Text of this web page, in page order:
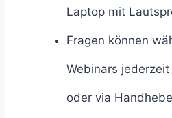
Laptop mit
Fragen können
Webinars
oder via